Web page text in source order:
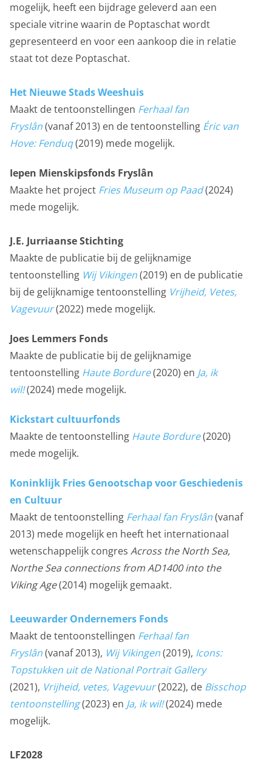
mogelijk, heeft een bijdrage geleverd aan een
speciale vitrine waarin de Poptaschat wordt
gepresenteerd en voor een aankoop die in relatie
staat tot deze Poptaschat.
Het Nieuwe Stads Weeshuis
Maakt de tentoonstellingen Ferhaal fan
Fryslân(vanaf 2013) en de tentoonstelling Éric van
Hove: Fenduq(2019) mede mogelijk.
Iepen Mienskipsfonds Fryslân
Maakte het project Fries Museum op Paad(2024)
mede mogelijk.
J.E. Jurriaanse Stichting
Maakte de publicatie bij de gelijknamige
tentoonstelling Wij Vikingen(2019) en de publicatie
bij de gelijknamige tentoonstelling Vrijheid, Vetes,
Vagevuur(2022) mede mogelijk.
Joes Lemmers Fonds
Maakte de publicatie bij de gelijknamige
tentoonstelling Haute Bordure(2020) en Ja, ik
wil!(2024) mede mogelijk.
Kickstart cultuurfonds
Maakte de tentoonstelling Haute Bordure(2020)
mede mogelijk.
Koninklijk Fries Genootschap voor Geschiedenis
en Cultuur
Maakt de tentoonstelling Ferhaal fan Fryslân(vanaf
2013) mede mogelijk en heeft het internationaal
wetenschappelijk congres Across the North Sea,
Northe Sea connections from AD1400 into the
Viking Age(2014) mogelijk gemaakt.
Leeuwarder Ondernemers Fonds
Maakt de tentoonstellingen Ferhaal fan
Fryslân(vanaf 2013), Wij Vikingen(2019), Icons:
Topstukken uit de National Portrait Gallery
(2021), Vrijheid, vetes, Vagevuur(2022), de Bisschop
tentoonstelling(2023) en Ja, ik wil!(2024) mede
mogelijk.
LF2028
Privacy opties
Dankzij cookies hoef je niet steeds dezelfde
Ze geven ons ook inzicht hoe je onze site bekijkt. Zo
kunnen wij deze steeds beter maken.
Functionele cookies
Functionele cookies zijn nodig om de website goed te
laten functioneren. Voor het opslaan van de privacy
voorkeur, het maken van een boeking en dergelijke
acties zijn deze cookies noodzakelijk.
Functionele cookies